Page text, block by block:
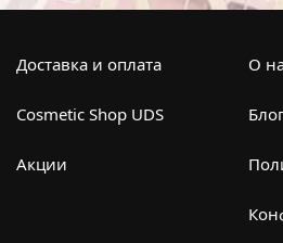
Доставка и оплата
Cosmetic Shop UDS
Акции
О